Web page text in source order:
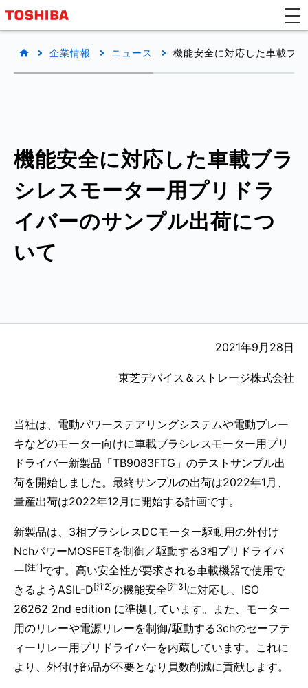
企業情報 ニュース 機能安全に対応した車載ブ
機能安全に対応した車載ブラ
シレスモーター用プリドラ
イバーのサンプル出荷につ
いて
2021年9月28日
東芝デバイス＆ストレージ株式会社
当社は、電動パワーステアリングシステムや電動ブレー
キなどのモーター向けに車載ブラシレスモーター用プリ
ドライバー新製品「TB9083FTG」のテストサンプル出
荷を開始しました。最終サンプルの出荷は2022年1月、
量産出荷は2022年12月に開始する計画です。
新製品は、3相ブラシレスDCモーター駆動用の外付け
NchパワーMOSFETを制御／駆動する3相プリドライバ
ー[注1]です。高い安全性が要求される車載機器で使用で
きるようASIL-D[注2]の機能安全[注3]に対応し、ISO
26262 2nd edition に準拠しています。また、モーター
用のリレーや電源リレーを制御/駆動する3chのセーフテ
ィーリレー用プリドライバーを内蔵しています。これに
より、外付け部品が不要となり員数削減に貢献します。